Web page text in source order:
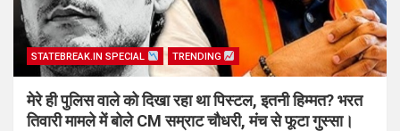
STATEBREAK.IN SPECIAL TRENDING
मेरे ही पुलिस वाले को दिखा रहा था पिस्टल, इतनी हिम्मत? भरत
तिवारी मामले में बोले CM सम्राट चौधरी, मंच से फूटा गुस्सा।